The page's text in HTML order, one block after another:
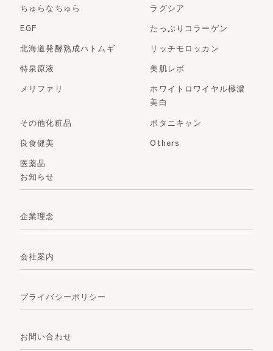
ちゅらなちゅら
ラグシア
EGF
たっぷりコラーゲン
北海道発酵熟成ハトムギ
リッチモロッカン
特泉原液
美肌レボ
メリファリ
ホワイトロワイヤル極濃
美白
その他化粧品
ボタニキャン
良食健美
Others
医薬品
お知らせ
企業理念
会社案内
プライバシーポリシー
お問い合わせ